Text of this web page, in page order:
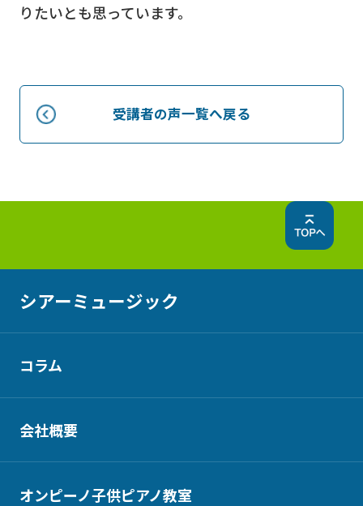
りたいとも思っています。
受講者の声一覧へ戻る
シアーミュージック
コラム
会社概要
オンピーノ子供ピアノ教室